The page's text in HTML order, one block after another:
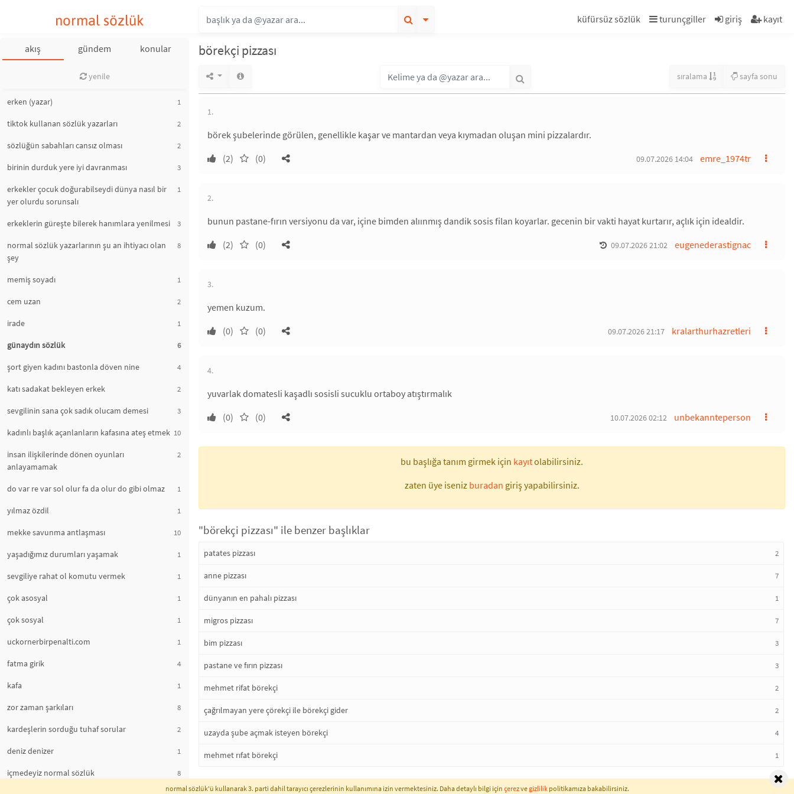
normal sözlük küfürsüz sözlük turunçgiller giriş kayıt
akış gündem konular
yenile
erken (yazar) 1
tiktok kullanan sözlük yazarları 2
sözlüğün sabahları cansız olması 2
birinin durduk yere iyi davranması 3
erkekler çocuk doğurabilseydi dünya nasıl bir
yer olurdu sorunsalı
1
erkeklerin güreşte bilerek hanımlara yenilmesi 3
normal sözlük yazarlarının şu an ihtiyacı olan
şey
8
memiş soyadı 1
cem uzan 2
irade 1
günaydın sözlük 6
şort giyen kadını bastonla döven nine 4
katı sadakat bekleyen erkek 2
sevgilinin sana çok sadık olucam demesi 3
kadınlı başlık açanlanların kafasına ateş etmek 10
insan ilişkilerinde dönen oyunları
anlayamamak
2
do var re var sol olur fa da olur do gibi olmaz 1
yılmaz özdil 1
mekke savunma antlaşması 10
yaşadığımız durumları yaşamak 1
sevgiliye rahat ol komutu vermek 1
çok asosyal 1
çok sosyal 1
uckornerbirpenalti.com 1
fatma girik 4
kafa 1
zor zaman şarkıları 8
kardeşlerin sorduğu tuhaf sorular 2
deniz denizer 1
içmedeyiz normal sözlük 8
börekçi pizzası
sıralama sayfa sonu
1.
börek şubelerinde görülen, genellikle kaşar ve mantardan veya kıymadan oluşan mini pizzalardır.
(2)
(0) emre_1974tr
09.07.2026 14:04
2.
bunun pastane-fırın versiyonu da var, içine bimden alıınmış dandik sosis filan koyarlar. gecenin bir vakti hayat kurtarır, açlık için idealdir.
(2)
(0) eugenederastignac
09.07.2026 21:02
3.
yemen kuzum.
(0)
(0) kralarthurhazretleri
09.07.2026 21:17
4.
yuvarlak domatesli kaşadlı sosisli sucuklu ortaboy atıştırmalık
(0)
(0) unbekannteperson
10.07.2026 02:12
bu başlığa tanım girmek için kayıtolabilirsiniz.
zaten üye iseniz buradan giriş yapabilirsiniz.
"börekçi pizzası" ile benzer başlıklar
patates pizzası 2
anne pizzası 7
dünyanın en pahalı pizzası 1
migros pizzası 7
bim pizzası 3
pastane ve fırın pizzası 3
mehmet rifat börekçi 2
çağrılmayan yere çörekçi ile börekçi gider 2
uzayda şube açmak isteyen börekçi 4
mehmet rıfat börekçi 1
Normal Sözlük © 2026
normal sözlük'ü kullanarak 3. parti dahil tarayıcı çerezlerinin kullanımına izin vermektesiniz. Daha detaylı bilgi için çerezvegizlilikpolitikamıza bakabilirsiniz.